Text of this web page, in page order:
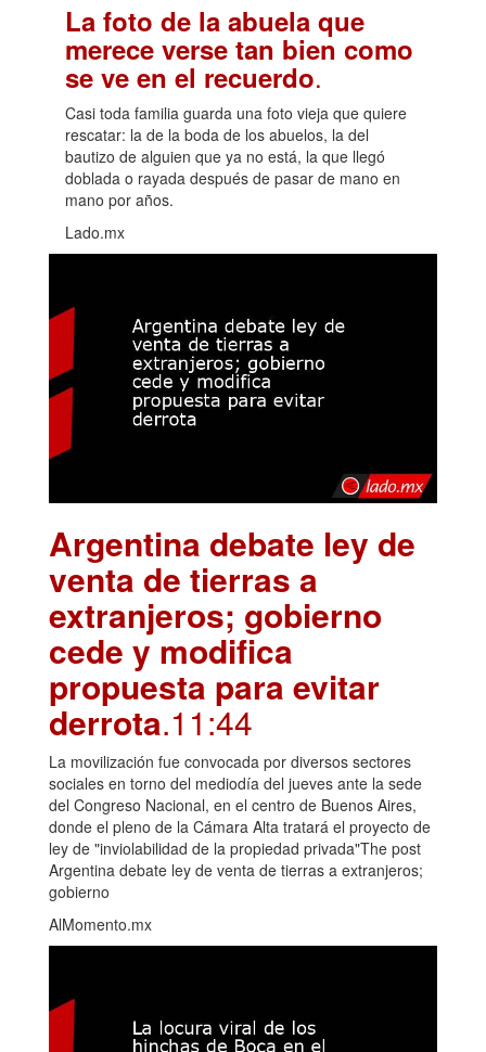
La foto de la abuela que
merece verse tan bien como
se ve en el recuerdo.
Casi toda familia guarda una foto vieja que quiere
rescatar: la de la boda de los abuelos, la del
bautizo de alguien que ya no está, la que llegó
doblada o rayada después de pasar de mano en
mano por años.
Lado.mx
Argentina debate ley de
venta de tierras a
extranjeros; gobierno
cede y modifica
propuesta para evitar
derrota.11:44
La movilización fue convocada por diversos sectores
sociales en torno del mediodía del jueves ante la sede
del Congreso Nacional, en el centro de Buenos Aires,
donde el pleno de la Cámara Alta tratará el proyecto de
ley de "inviolabilidad de la propiedad privada"The post
Argentina debate ley de venta de tierras a extranjeros;
gobierno
AlMomento.mx